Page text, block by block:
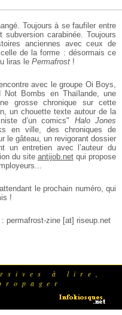
Toujours à se faufiler entre
subversion carabinée. Toujours
anciennes avec ceux de
de la forme : désormais ce
liras le Permafrost !
avec le groupe Oi Boys,
Bombs en Thaïlande, une
grosse chronique sur cette
un chouette texte autour de la
d’un comics" Halo Jones
en ville, des chroniques de
le gâteau, un revigorant dossier
un entretien avec l’auteur du
du site antijob.netqui propose
le prochain numéro, qui
!
permafrost-zine [at] riseup.net
à lire,